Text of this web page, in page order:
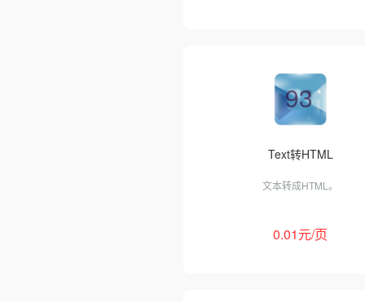
93
Text转HTML
文本转成HTML。
0.01元/页